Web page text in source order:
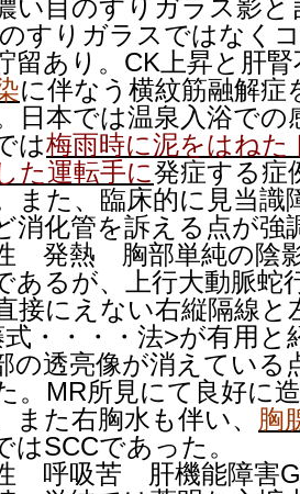
い目のすりガラス影と
すりガラスではなく
留あり。CK上昇と肝
に伴なう横紋筋融解症
日本では温泉入浴での
は梅雨時に泥をはねた
た運転手に発症する症
また、臨床的に見当識
消化管を訴える点が強
発熱 胸部単純の陰
あるが、上行大動脈蛇
接にえない右縦隔線と
・・・・法>が有用と
の透亮像が消えている
。MR所見にて良好に
また右胸水も伴い、 胸
はSCCであった。
呼吸苦 肝機能障害